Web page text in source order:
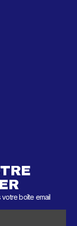
votre boîte email